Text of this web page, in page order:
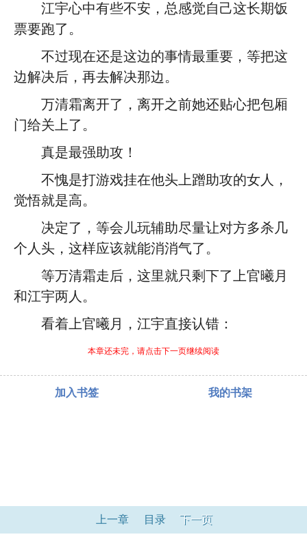
江宇心中有些不安，总感觉自己这长期饭
票要跑了。
不过现在还是这边的事情最重要，等把这
边解决后，再去解决那边。
万清霜离开了，离开之前她还贴心把包厢
门给关上了。
真是最强助攻！
不愧是打游戏挂在他头上蹭助攻的女人，
觉悟就是高。
决定了，等会儿玩辅助尽量让对方多杀几
个人头，这样应该就能消消气了。
等万清霜走后，这里就只剩下了上官曦月
和江宇两人。
看着上官曦月，江宇直接认错：
本章还未完，请点击下一页继续阅读
加入书签 我的书架
上一章 目录 下一页